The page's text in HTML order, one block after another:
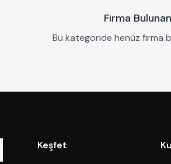
Firma
Bu kategoride henüz firma
Keşfet